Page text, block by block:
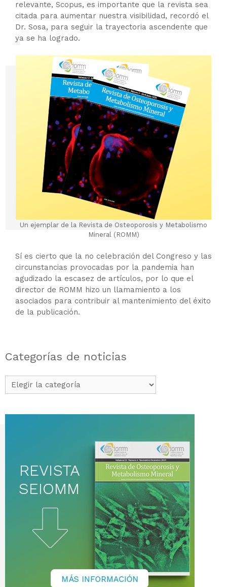
relevante, Scopus, es importante que la revista sea
citada para aumentar nuestra visibilidad, recordó el
Dr. Sosa, para seguir la trayectoria ascendente que
ya se ha logrado.
Un ejemplar de la Revista de Osteoporosis y Metabolismo
Mineral (ROMM)
Sí es cierto que la no celebración del Congreso y las
circunstancias provocadas por la pandemia han
agudizado la escasez de artículos, por lo que el
director de ROMM hizo un llamamiento a los
asociados para contribuir al mantenimiento del éxito
de la publicación.
Categorías de noticias
Categorías
de